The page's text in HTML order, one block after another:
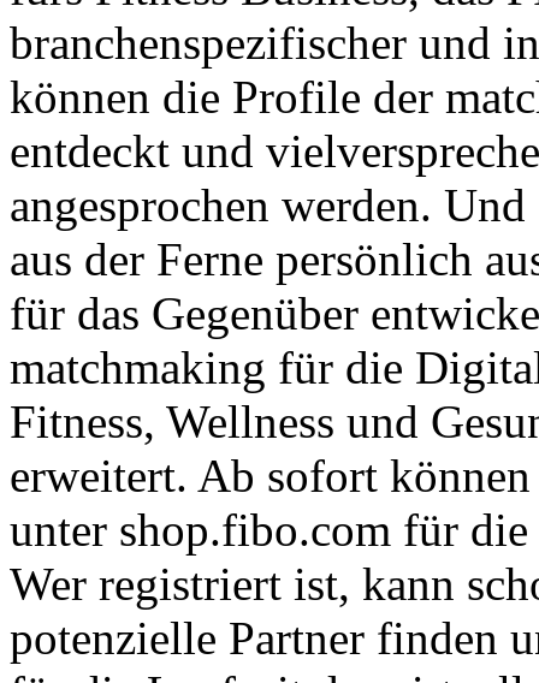
branchenspezifischer und
können die Profile der
entdeckt und
angesprochen werden.
aus der Ferne persönlich
für das Gegenüber
matchmaking für die
Fitness, Wellness und
erweitert. Ab sofort
unter shop.fibo.com für
Wer registriert ist, kann
potenzielle Partner finden